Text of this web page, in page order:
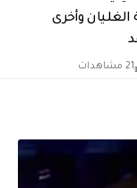
وأخرى
21 مشاهدات